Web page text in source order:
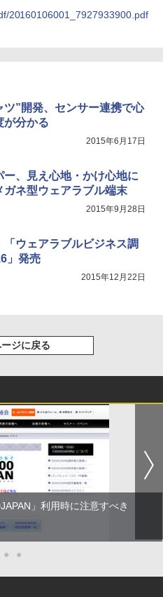
20160106001_7927933900.pdf
ツ”開発、センサー連携で心
が分かる
2015年6月17日
ー、見え心地・かけ心地に
ガネ型ウェアラブル端末
2015年9月28日
「ウェアラブルビジネス調
」発売
2015年12月22日
ージに戻る
」利用時に注意すべき
● ●